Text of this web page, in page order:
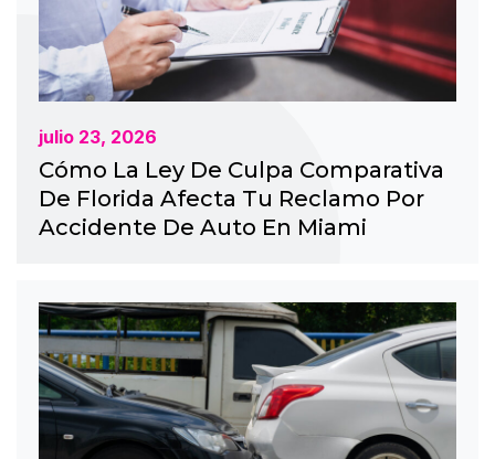
julio 23, 2026
Cómo La Ley De Culpa Comparativa
De Florida Afecta Tu Reclamo Por
Accidente De Auto En Miami